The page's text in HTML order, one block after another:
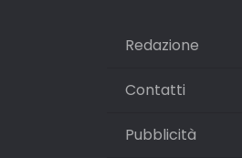
Redazione
Contatti
Pubblicità